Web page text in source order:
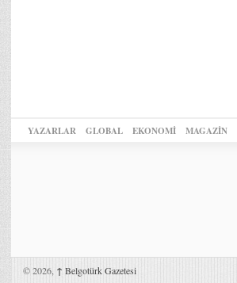
YAZARLAR GLOBAL EKONOMİ MAGAZİN
© 2026, ↑ Belgotürk Gazetesi